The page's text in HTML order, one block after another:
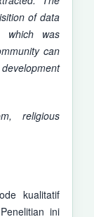
of data
which was
can
religious
kualitatif
ini